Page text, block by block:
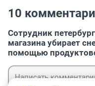
10
Сотрудник
магазина убирает
помощью